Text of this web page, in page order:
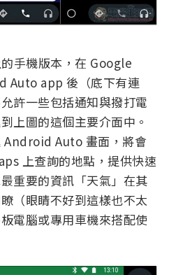
手機版本，在 Google
Auto app 後（底下有連
許一些包括通知與撥打電
上圖的這個主要介面中。
Android Auto 畫面，將會
上查詢的地點，提供快速
重要的資訊「天氣」在其
（眼睛不好到這樣也不太
電腦或專用車機來搭配使